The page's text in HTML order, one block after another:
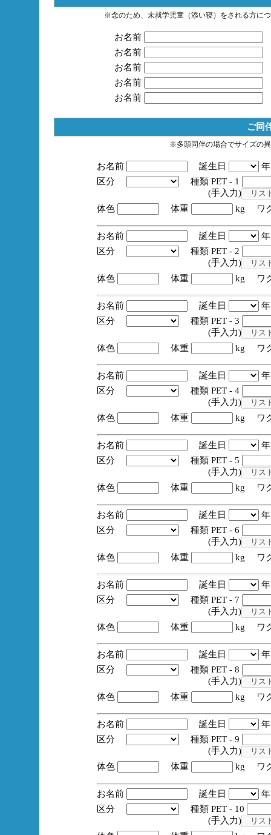
※念のため、未就学児童（添い寝）をされる方に
お名前
お名前
お名前
お名前
お名前
ご同
※多頭同伴の場合でサイズの
お名前 誕生日
区分
種類 PET - 1
(手入力)
体色
体重 kg ワ
お名前 誕生日
区分
種類 PET - 2
(手入力)
体色
体重 kg ワ
お名前 誕生日
区分
種類 PET - 3
(手入力)
体色
体重 kg ワ
お名前 誕生日
区分
種類 PET - 4
(手入力)
体色
体重 kg ワ
お名前 誕生日
区分
種類 PET - 5
(手入力)
体色
体重 kg ワ
お名前 誕生日
区分
種類 PET - 6
(手入力)
体色
体重 kg ワ
お名前 誕生日
区分
種類 PET - 7
(手入力)
体色
体重 kg ワ
お名前 誕生日
区分
種類 PET - 8
(手入力)
体色
体重 kg ワ
お名前 誕生日
区分
種類 PET - 9
(手入力)
体色
体重 kg ワ
お名前 誕生日
区分
種類 PET - 10
(手入力)